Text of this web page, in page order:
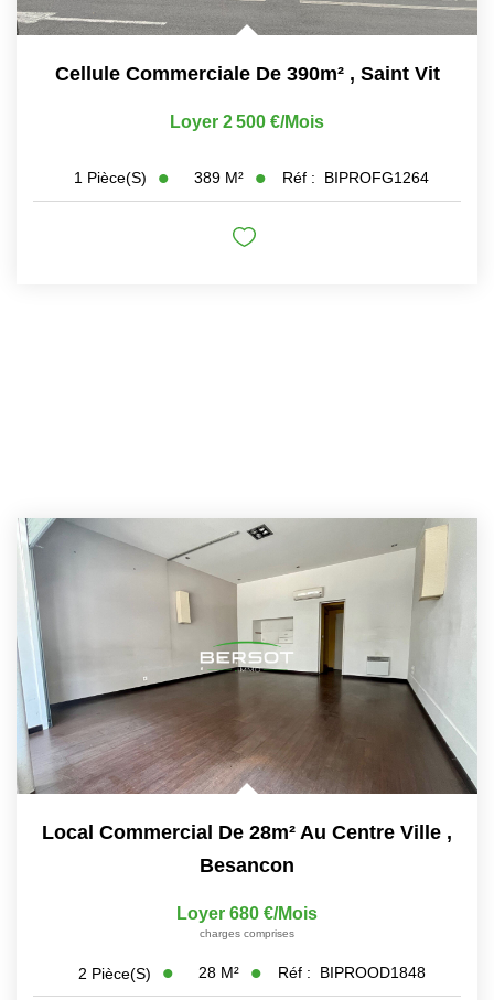
Cellule Commerciale De 390m² , Saint Vit
Loyer 2 500 €/mois
1 Pièce(s) 389 M² Réf : BIPROFG1264
Local Commercial De 28m² Au Centre Ville ,
Besancon
Loyer 680 €/mois
charges comprises
2 Pièce(s) 28 M² Réf : BIPROOD1848